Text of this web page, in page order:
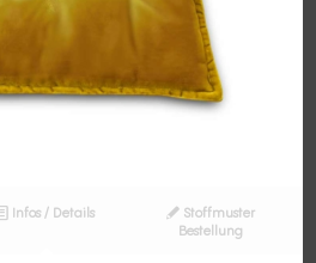
Infos / Details
Stoffmuster
Bestellung